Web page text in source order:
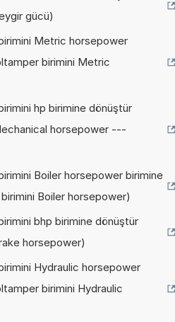
gücü)
Metric horsepower
birimini Metric
hp birimine dönüştür
horsepower ---
Boiler horsepower birimine
Boiler horsepower)
bhp birimine dönüştür
horsepower)
Hydraulic horsepower
birimini Hydraulic